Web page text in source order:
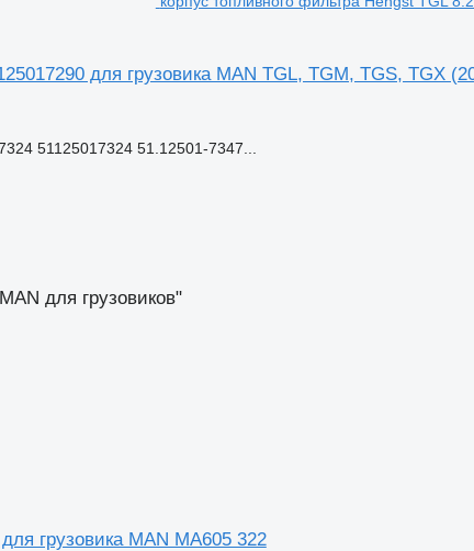
для грузовика MAN TGL, TGM, TGS, TGX
51125017324 51.12501-7347...
для грузовиков"
грузовика MAN MA605 322